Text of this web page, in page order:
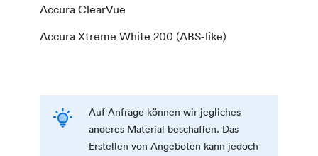
Accura ClearVue
Accura Xtreme White 200 (ABS-like)
Auf Anfrage können wir jegliches
anderes Material beschaffen. Das
Erstellen von Angeboten kann jedoch